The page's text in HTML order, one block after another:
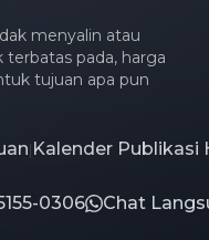
menyalin atau
pada, harga
tujuan apa pun
|Kalender Publikasi
0306 Chat